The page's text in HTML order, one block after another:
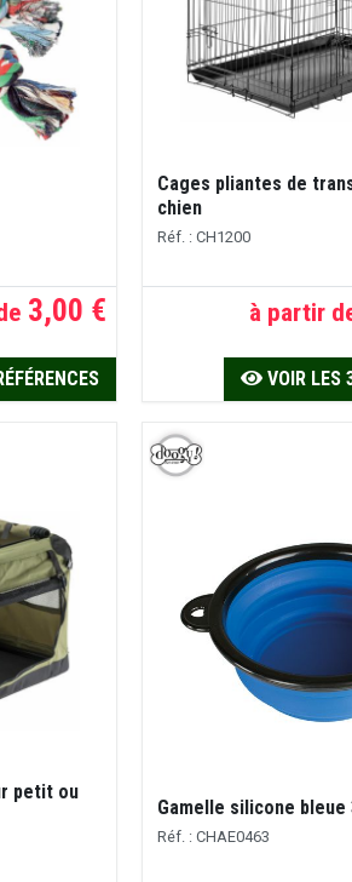
3,00 €
Cages pliantes de
chien
Réf. : CH1200
à partir
VOIR LES
petit ou
Gamelle silicone bleue
Réf. : CHAE0463